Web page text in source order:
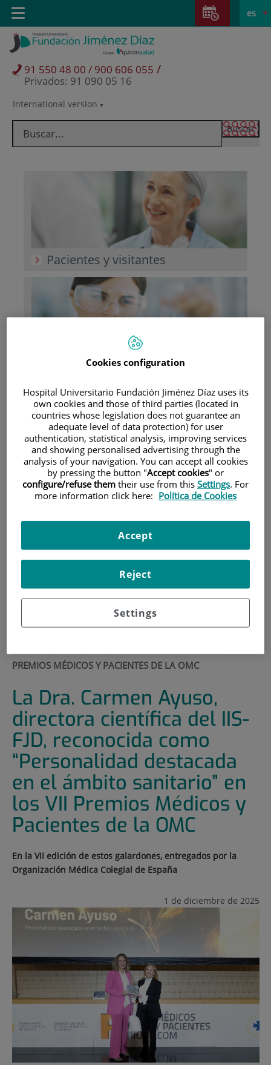
Saltar al contenido
Saltar
contenido
Selector
idioma
activo
es
International version
91 550 48 00 / 900 606 055 /
Privados: 91 090 05 16
Toggle
navigation
Pacientes y visitantes
Investigación
Docencia
Teléfono de atención al usuario
900 301 013
INICIO|SALA DE PRENSA|ACTUALIDAD
LA DRA. CARMEN AYUSO, DIRECTORA CIENTÍFICA DEL
PREMIOS MÉDICOS Y PACIENTES DE LA OMC
La Dra. Carmen Ayuso,
directora científica del IIS-
FJD, reconocida como
“Personalidad destacada
en el ámbito sanitario” en
los VII Premios Médicos y
Pacientes de la OMC
En la VII edición de estos galardones, entregados por la
Organización Médica Colegial de España
1 de diciembre de 2025
Cookies configuration
Hospital Universitario Fundación Jiménez Díaz uses its
own cookies and those of third parties (located in
countries whose legislation does not guarantee an
adequate level of data protection) for user
authentication, statistical analysis, improving services
and showing personalised advertising through the
analysis of your navigation. You can accept all cookies
by pressing the button "Accept cookies" or
configure/refuse them their use from this Settings. For
more information click here: Política de Cookies
Settings
Reject
Accept